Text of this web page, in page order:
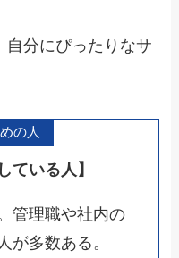
自分にぴったりなサ
の人
ている人】
管理職や社内の
が多数ある。